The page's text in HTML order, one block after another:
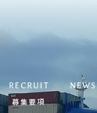
RECRUIT
募集要項
NEWS